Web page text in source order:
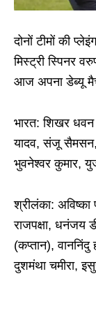
दोनों टीमों की
मिस्ट्री स्पिनर
आज अपना डेब्यू
भारत: शिखर धवन
यादव, संजू सैमसन,
भुवनेश्वर कुमार,
श्रीलंका: अविष्का
राजपक्षा, धनंजय
(कप्तान),
दुशमंथा चमीरा,